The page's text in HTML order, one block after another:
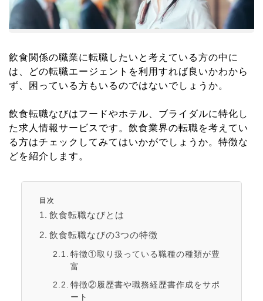
飲食関係の職業に転職したいと考えている方の中に
は、どの転職エージェントを利用すれば良いかわから
ず、困っている方もいるのではないでしょうか。
飲食転職なびはフードやホテル、ブライダルに特化し
た求人情報サービスです。飲食業界の転職を考えてい
る方はチェックしてみてはいかがでしょうか。特徴な
どを紹介します。
目次
飲食転職なびとは
飲食転職なびの3つの特徴
特徴①取り扱っている職種の種類が豊
富
特徴②履歴書や職務経歴書作成をサポ
ート